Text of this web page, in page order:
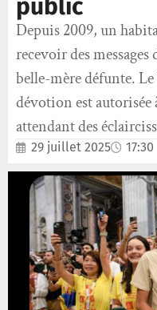
public
Depuis 2009, un
recevoir des
belle-mère défunte.
dévotion est
attendant des
29 juillet 2025 17:30